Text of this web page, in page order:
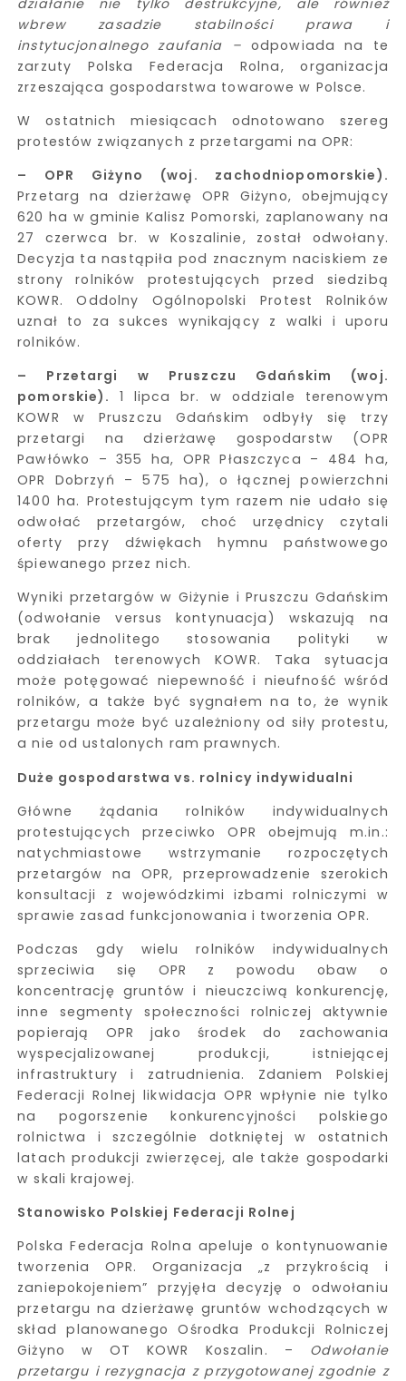
działanie nie tylko destrukcyjne, ale również
wbrew zasadzie stabilności prawa i
instytucjonalnego zaufania – odpowiada na te
zarzuty Polska Federacja Rolna, organizacja
zrzeszająca gospodarstwa towarowe w Polsce.
W ostatnich miesiącach odnotowano szereg
protestów związanych z przetargami na OPR:
– OPR Giżyno (woj. zachodniopomorskie).
Przetarg na dzierżawę OPR Giżyno, obejmujący
620 ha w gminie Kalisz Pomorski, zaplanowany na
27 czerwca br. w Koszalinie, został odwołany.
Decyzja ta nastąpiła pod znacznym naciskiem ze
strony rolników protestujących przed siedzibą
KOWR. Oddolny Ogólnopolski Protest Rolników
uznał to za sukces wynikający z walki i uporu
rolników.
– Przetargi w Pruszczu Gdańskim (woj.
pomorskie). 1 lipca br. w oddziale terenowym
KOWR w Pruszczu Gdańskim odbyły się trzy
przetargi na dzierżawę gospodarstw (OPR
Pawłówko – 355 ha, OPR Płaszczyca – 484 ha,
OPR Dobrzyń – 575 ha), o łącznej powierzchni
1400 ha. Protestującym tym razem nie udało się
odwołać przetargów, choć urzędnicy czytali
oferty przy dźwiękach hymnu państwowego
śpiewanego przez nich.
Wyniki przetargów w Giżynie i Pruszczu Gdańskim
(odwołanie versus kontynuacja) wskazują na
brak jednolitego stosowania polityki w
oddziałach terenowych KOWR. Taka sytuacja
może potęgować niepewność i nieufność wśród
rolników, a także być sygnałem na to, że wynik
przetargu może być uzależniony od siły protestu,
a nie od ustalonych ram prawnych.
Duże gospodarstwa vs. rolnicy indywidualni
Główne żądania rolników indywidualnych
protestujących przeciwko OPR obejmują m.in.:
natychmiastowe wstrzymanie rozpoczętych
przetargów na OPR, przeprowadzenie szerokich
konsultacji z wojewódzkimi izbami rolniczymi w
sprawie zasad funkcjonowania i tworzenia OPR.
Podczas gdy wielu rolników indywidualnych
sprzeciwia się OPR z powodu obaw o
koncentrację gruntów i nieuczciwą konkurencję,
inne segmenty społeczności rolniczej aktywnie
popierają OPR jako środek do zachowania
wyspecjalizowanej produkcji, istniejącej
infrastruktury i zatrudnienia. Zdaniem Polskiej
Federacji Rolnej likwidacja OPR wpłynie nie tylko
na pogorszenie konkurencyjności polskiego
rolnictwa i szczególnie dotkniętej w ostatnich
latach produkcji zwierzęcej, ale także gospodarki
w skali krajowej.
Stanowisko Polskiej Federacji Rolnej
Polska Federacja Rolna apeluje o kontynuowanie
tworzenia OPR. Organizacja „z przykrością i
zaniepokojeniem” przyjęła decyzję o odwołaniu
przetargu na dzierżawę gruntów wchodzących w
skład planowanego Ośrodka Produkcji Rolniczej
Giżyno w OT KOWR Koszalin. – Odwołanie
przetargu i rezygnacja z przygotowanej zgodnie z